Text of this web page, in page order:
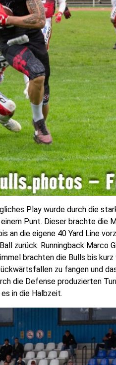
Play wurde durch die
Punt. Dieser brachte die
an die eigene 40 Yard Line
zurück. Runningback
brachten die Bulls bis
zu fangen und
die Defense produzierten
in die Halbzeit.